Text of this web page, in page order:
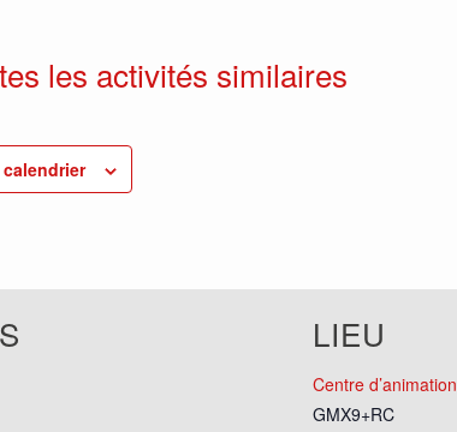
les activités similaires
LIEU
Centre d’animation
GMX9+RC